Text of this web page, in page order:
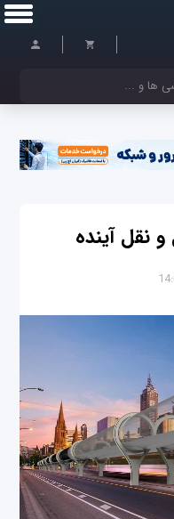
نقل آینده